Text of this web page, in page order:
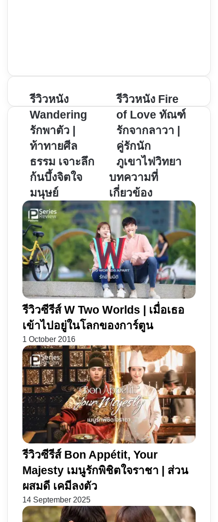
รีวิว
หนัง
Wandering
รัก
พา
ตัว
ท้าทาย
ศีล
ธรรม
เจาะ
ลึก
ก้น
บึ้ง
จิตใจ
มนุษย์
รีวิวหนัง
Wandering
รักพาตัว |
ท้าทายศีล
ธรรม เจาะลึก
ก้นบึ้งจิตใจ
มนุษย์
รีวิว
หนัง
Fire
of
Love
ทัณฑ์
รัก
จาก
ลาวา
|
คู่รัก
นัก
ภูเขาไฟ
วิทยา
รีวิวหนัง Fire
of Love ทัณฑ์
รักจากลาวา |
คู่รักนัก
ภูเขาไฟวิทยา
บทความที่
เกี่ยวข้อง
รีวิวซีรีส์ W Two Worlds | เมื่อเธอ
เข้าไปอยู่ในโลกของการ์ตูน
1 October 2016
รีวิวซีรีส์ Bon Appétit, Your
Majesty เมนูรักพิชิตใจราชา | ส่วน
ผสมดี เคมีลงตัว
14 September 2025